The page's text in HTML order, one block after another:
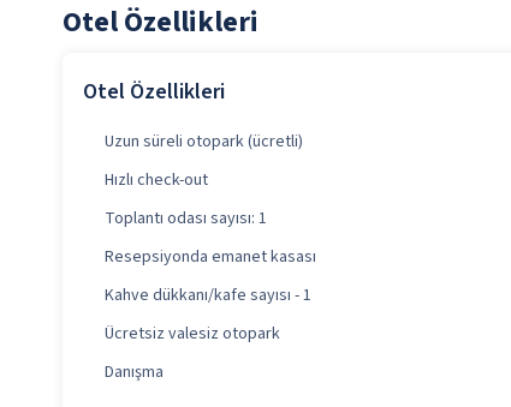
Otel Özellikleri
Otel Özellikleri
Uzun süreli otopark (ücretli)
Hızlı check-out
Toplantı odası sayısı: 1
Resepsiyonda emanet kasası
Kahve dükkanı/kafe sayısı - 1
Ücretsiz valesiz otopark
Danışma